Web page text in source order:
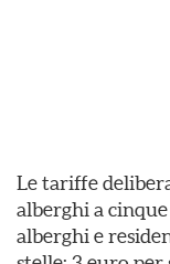
Le tariffe
alberghi a
alberghi e